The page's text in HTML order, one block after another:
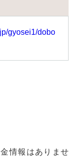
gyosei1/dobo
情報はありませ